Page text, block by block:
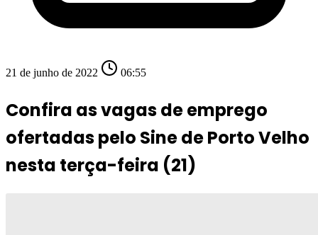
21 de junho de 2022 06:55
Confira as vagas de emprego
ofertadas pelo Sine de Porto Velho
nesta terça-feira (21)